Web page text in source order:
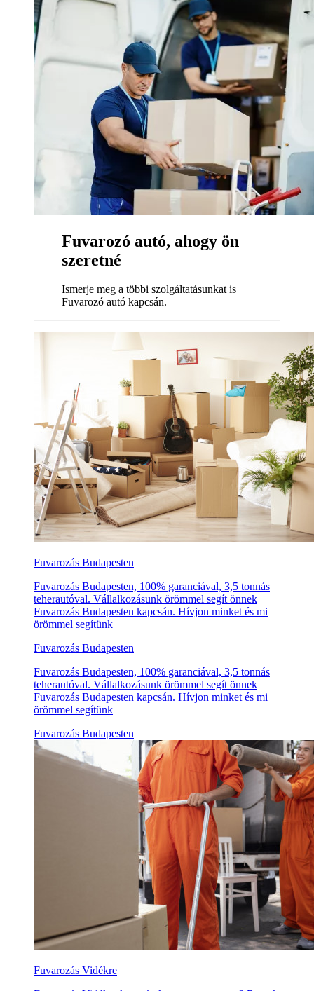
Fuvarozó autó, ahogy ön
szeretné
Ismerje meg a többi szolgáltatásunkat is
Fuvarozó autó kapcsán.
Fuvarozás Budapesten
Fuvarozás Budapesten, 100% garanciával, 3,5 tonnás
teherautóval. Vállalkozásunk örömmel segít önnek
Fuvarozás Budapesten kapcsán. Hívjon minket és mi
örömmel segítünk
Fuvarozás Budapesten
Fuvarozás Budapesten, 100% garanciával, 3,5 tonnás
teherautóval. Vállalkozásunk örömmel segít önnek
Fuvarozás Budapesten kapcsán. Hívjon minket és mi
örömmel segítünk
Fuvarozás Budapesten
Fuvarozás Vidékre